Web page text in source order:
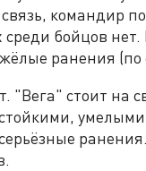
командир
бойцов
ранения
"Вега" стоит на